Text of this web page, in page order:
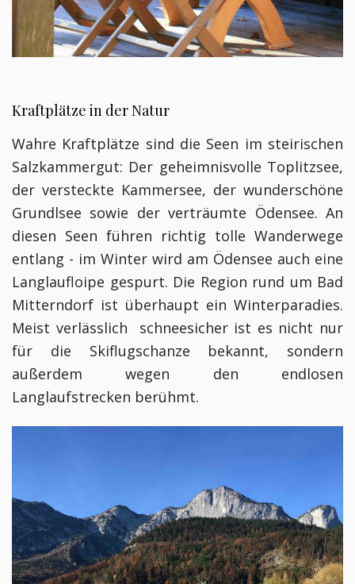
Kraftplätze in der Natur
Wahre Kraftplätze sind die Seen im steirischen
Salzkammergut: Der geheimnisvolle Toplitzsee,
der versteckte Kammersee, der wunderschöne
Grundlsee sowie der verträumte Ödensee. An
diesen Seen führen richtig tolle Wanderwege
entlang - im Winter wird am Ödensee auch eine
Langlaufloipe gespurt. Die Region rund um Bad
Mitterndorf ist überhaupt ein Winterparadies.
Meist verlässlich schneesicher ist es nicht nur
für die Skiflugschanze bekannt, sondern
außerdem wegen den endlosen
Langlaufstrecken berühmt.